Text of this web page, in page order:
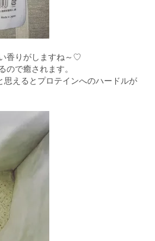
香りがしますね～♡
ので癒されます。
思えるとプロテインへのハードルが